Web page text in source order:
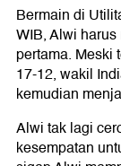
Bermain di
WIB, Alwi
pertama. Meski
17-12, wakil
kemudian
Alwi tak lagi
kesempatan